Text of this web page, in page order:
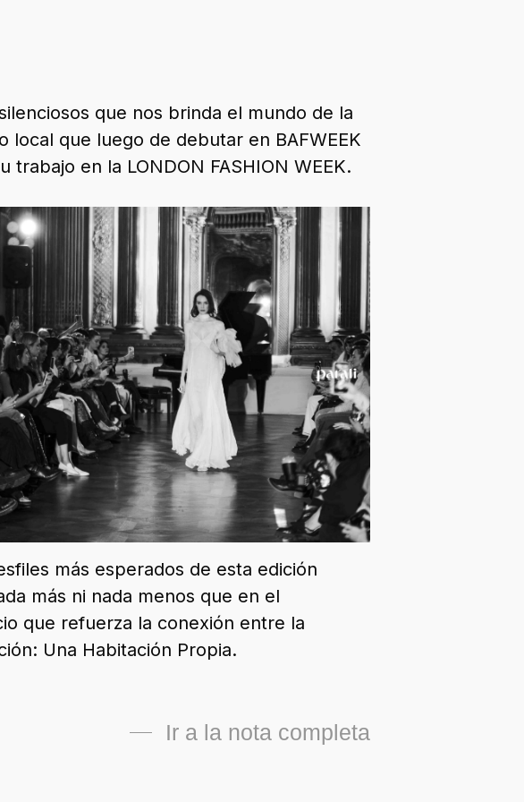
que nos brinda el mundo de la
local que luego de debutar en BAFWEEK
en la LONDON FASHION WEEK.
más esperados de esta edición
más ni nada menos que en el
que refuerza la conexión entre la
Una Habitación Propia.
Ir a la nota completa